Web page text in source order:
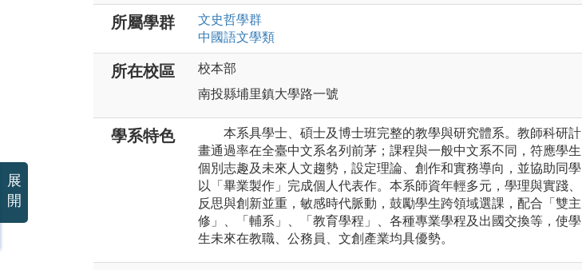
所屬學群 文史哲學群
中國語文學類
所在校區
校本部
南投縣埔里鎮大學路一號
學系特色
本系具學士、碩士及博士班完整的教學與研究體系。教師科研計
畫通過率在全臺中文系名列前茅；課程與一般中文系不同，符應學生
個別志趣及未來人文趨勢，設定理論、創作和實務導向，並協助同學
以「畢業製作」完成個人代表作。本系師資年輕多元，學理與實踐、
反思與創新並重，敏感時代脈動，鼓勵學生跨領域選課，配合「雙主
修」、「輔系」、「教育學程」、各種專業學程及出國交換等，使學
生未來在教職、公務員、文創產業均具優勢。
展
開